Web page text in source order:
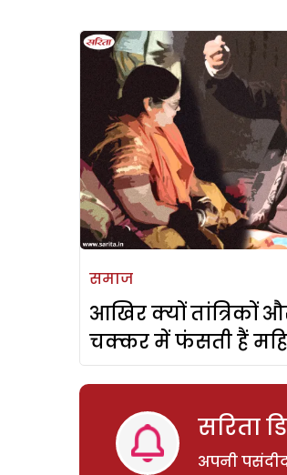
समाज
आखिर क्यों तांत्रिकों
चक्कर में फंसती हैं
सरिता
अपनी